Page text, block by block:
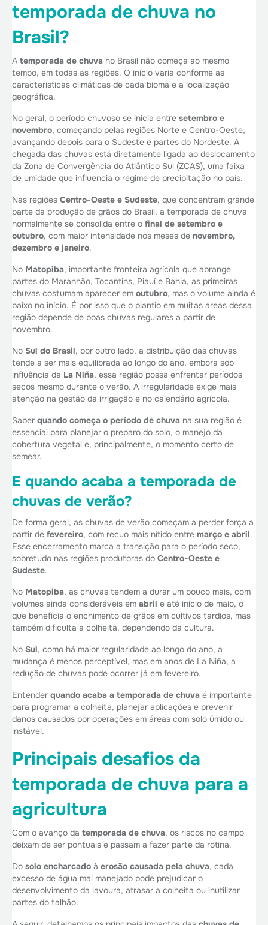
temporada de chuva no
Brasil?
A temporada de chuva no Brasil não começa ao mesmo
tempo, em todas as regiões. O início varia conforme as
características climáticas de cada bioma e a localização
geográfica.
No geral, o período chuvoso se inicia entre setembro e
novembro, começando pelas regiões Norte e Centro-Oeste,
avançando depois para o Sudeste e partes do Nordeste. A
chegada das chuvas está diretamente ligada ao deslocamento
da Zona de Convergência do Atlântico Sul (ZCAS), uma faixa
de umidade que influencia o regime de precipitação no país.
Nas regiões Centro-Oeste e Sudeste, que concentram grande
parte da produção de grãos do Brasil, a temporada de chuva
normalmente se consolida entre o final de setembro e
outubro, com maior intensidade nos meses de novembro,
dezembro e janeiro.
No Matopiba, importante fronteira agrícola que abrange
partes do Maranhão, Tocantins, Piauí e Bahia, as primeiras
chuvas costumam aparecer em outubro, mas o volume ainda é
baixo no início. É por isso que o plantio em muitas áreas dessa
região depende de boas chuvas regulares a partir de
novembro.
No Sul do Brasil, por outro lado, a distribuição das chuvas
tende a ser mais equilibrada ao longo do ano, embora sob
influência da La Niña, essa região possa enfrentar períodos
secos mesmo durante o verão. A irregularidade exige mais
atenção na gestão da irrigação e no calendário agrícola.
Saber quando começa o período de chuva na sua região é
essencial para planejar o preparo do solo, o manejo da
cobertura vegetal e, principalmente, o momento certo de
semear.
E quando acaba a temporada de
chuvas de verão?
De forma geral, as chuvas de verão começam a perder força a
partir de fevereiro, com recuo mais nítido entre março e abril.
Esse encerramento marca a transição para o período seco,
sobretudo nas regiões produtoras do Centro-Oeste e
Sudeste.
No Matopiba, as chuvas tendem a durar um pouco mais, com
volumes ainda consideráveis em abril e até início de maio, o
que beneficia o enchimento de grãos em cultivos tardios, mas
também dificulta a colheita, dependendo da cultura.
No Sul, como há maior regularidade ao longo do ano, a
mudança é menos perceptível, mas em anos de La Niña, a
redução de chuvas pode ocorrer já em fevereiro.
Entender quando acaba a temporada de chuva é importante
para programar a colheita, planejar aplicações e prevenir
danos causados por operações em áreas com solo úmido ou
instável.
Principais desafios da
temporada de chuva para a
agricultura
Com o avanço da temporada de chuva, os riscos no campo
deixam de ser pontuais e passam a fazer parte da rotina.
Do solo encharcado à erosão causada pela chuva, cada
excesso de água mal manejado pode prejudicar o
desenvolvimento da lavoura, atrasar a colheita ou inutilizar
partes do talhão.